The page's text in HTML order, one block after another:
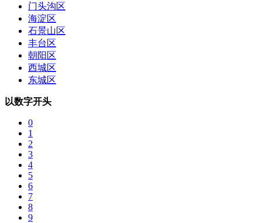
门头沟区
海淀区
石景山区
丰台区
朝阳区
西城区
东城区
以数字开头
0
1
2
3
4
5
6
7
8
9